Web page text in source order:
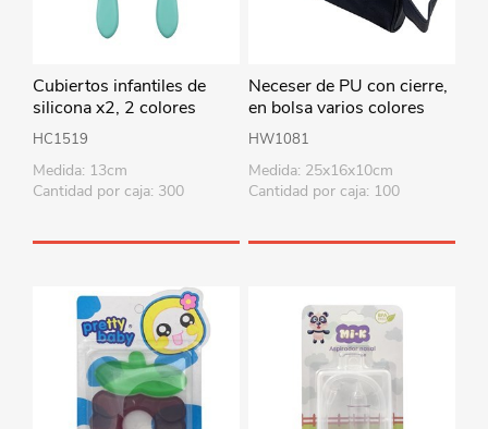
Cubiertos infantiles de
silicona x2, 2 colores
HC1519
Medida: 13cm
Cantidad por caja: 300
Neceser de PU con cierre,
en bolsa varios colores
HW1081
Medida: 25x16x10cm
Cantidad por caja: 100